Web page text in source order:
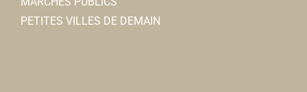
PETITES VILLES DE DEMAIN